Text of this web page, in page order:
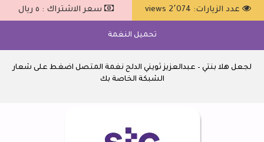
عدد الزيارات: 2٬074 views سعر الاشتراك : ٥ ريال
تحميل النغمة
لجعل هلا بنتي – عبدالعزيز ثويني الدلح نغمة المتصل اضغط على شعار
الشبكة الخاصة بك